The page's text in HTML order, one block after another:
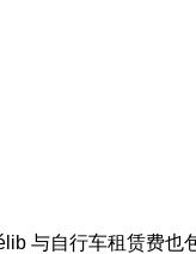
与自行车租赁费也